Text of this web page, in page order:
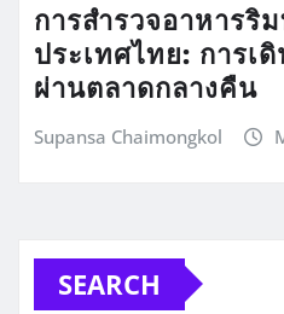
การสำรวจอาหารริ
ประเทศไทย: การเ
ผ่านตลาดกลางคืน
Supansa Chaimongkol
SEARCH